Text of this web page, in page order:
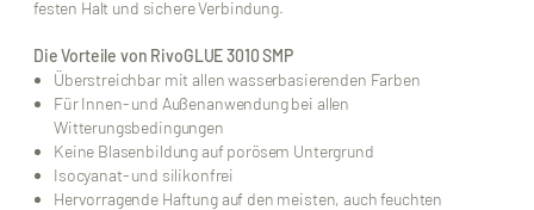
festen Halt und sichere Verbindung.
Die Vorteile von RivoGLUE 3010 SMP
Überstreichbar mit allen wasserbasierenden Farben
Für Innen- und Außenanwendung bei allen
Witterungsbedingungen
Keine Blasenbildung auf porösem Untergrund
Isocyanat- und silikonfrei
Hervorragende Haftung auf den meisten, auch feuchten